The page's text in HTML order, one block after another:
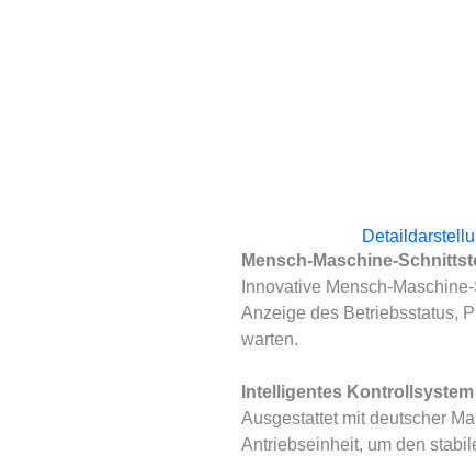
Mensch-Maschine-
Innovative Mensch-
Anzeige des Betriebsstatus,
warten.
Intelligentes Kontrollsystem
Ausgestattet mit deutscher
Antriebseinheit, um den